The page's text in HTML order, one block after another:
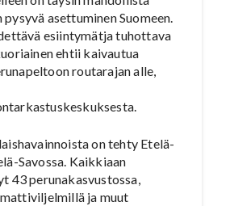
asettuminen Suomeen.
esiintymätja tuhottava
ehtii kaivautua
routarajan alle,
on tehty Etelä-
Savossa. Kaikkiaan
43 perunakasvustossa,
ja muut